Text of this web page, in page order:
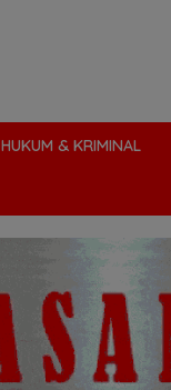
HUKUM & KRIMINAL